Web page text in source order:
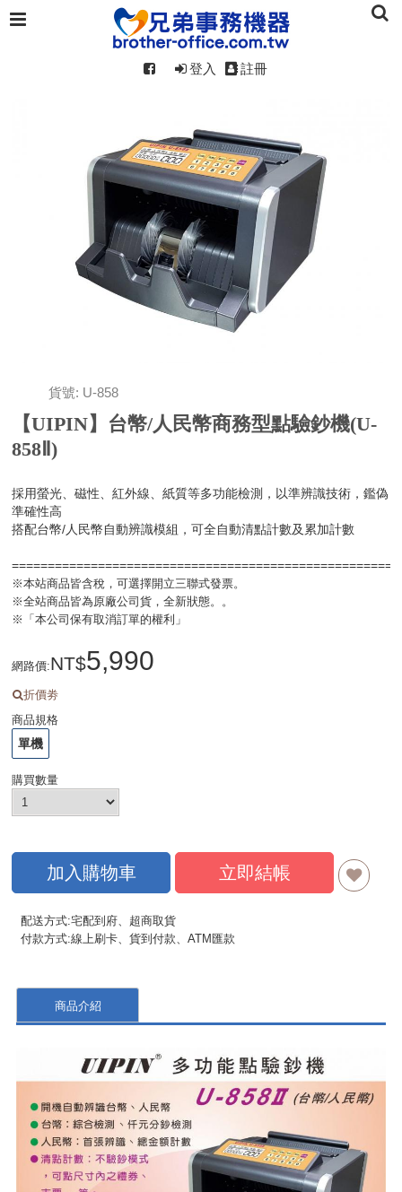
登入 註冊
貨號: U-858
【UIPIN】台幣/人民幣商務型點驗鈔機(U-
858Ⅱ)
採用螢光、磁性、紅外線、紙質等多功能檢測，以準辨識技術，鑑偽
準確性高
搭配台幣/人民幣自動辨識模組，可全自動清點計數及累加計數
=====================================================
※本站商品皆含稅，可選擇開立三聯式發票。
※全站商品皆為原廠公司貨，全新狀態。。
※「本公司保有取消訂單的權利」
網路價: 5,990
折價劵
商品規格
單機
購買數量
加入購物車 立即結帳
配送方式:宅配到府、超商取貨
付款方式:線上刷卡、貨到付款、ATM匯款
商品介紹